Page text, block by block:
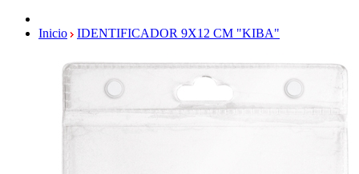
Inicio IDENTIFICADOR 9X12 CM "KIBA"